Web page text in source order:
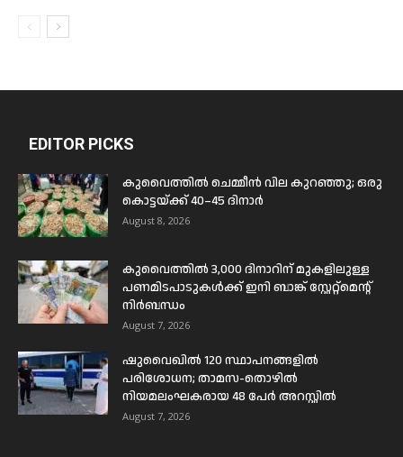
EDITOR PICKS
കുവൈത്തിൽ ചെമ്മീൻ വില കുറഞ്ഞു; ഒരു
കൊട്ടയ്ക്ക് 40–45 ദിനാർ
August 8, 2026
കുവൈത്തിൽ 3,000 ദിനാറിന് മുകളിലുള്ള
പണമിടപാടുകൾക്ക് ഇനി ബാങ്ക് സ്റ്റേറ്റ്മെന്റ്
നിർബന്ധം
August 7, 2026
ഷുവൈഖിൽ 120 സ്ഥാപനങ്ങളിൽ
പരിശോധന; താമസ-തൊഴിൽ
നിയമലംഘകരായ 48 പേർ അറസ്റ്റിൽ
August 7, 2026